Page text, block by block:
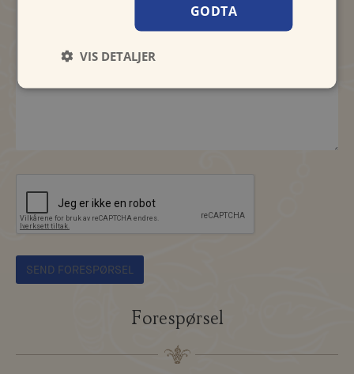
Forespørsel
GODTA
VIS DETALJER